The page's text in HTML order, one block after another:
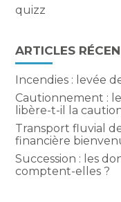
quizz
ARTICLES
Incendies : levée
Cautionnement :
libère-t-il la
Transport fluvial
financière
Succession : les
comptent-elles ?